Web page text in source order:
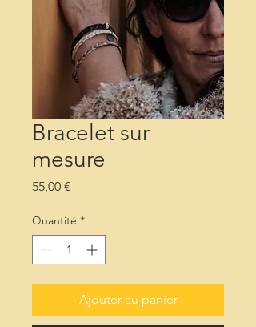
Bracelet sur
mesure
55,00 €
Quantité *
Ajouter au panier